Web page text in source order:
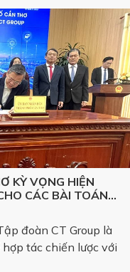
KỲ VỌNG HIỆN
CÁC BÀI TOÁN
đoàn CT Group là
tác chiến lược với